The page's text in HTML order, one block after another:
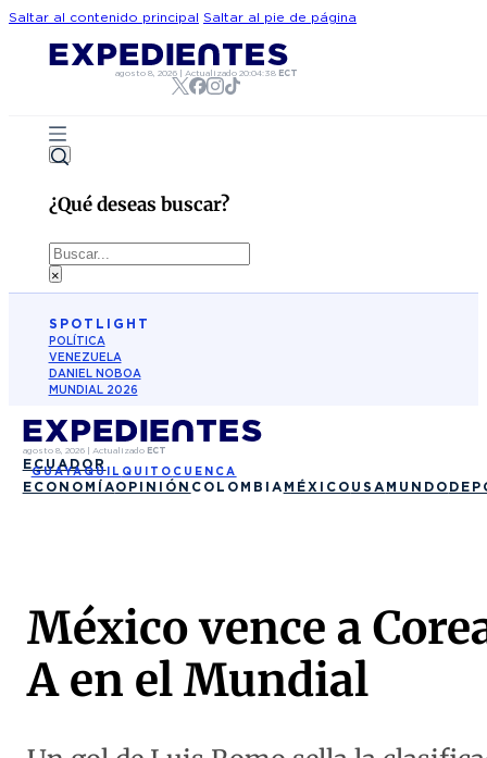
Saltar al contenido principal Saltar al pie de página
agosto 8, 2026 |Actualizado20:04:38 ECT
¿Qué deseas buscar?
Buscar
×
SPOTLIGHT
POLÍTICA
VENEZUELA
DANIEL NOBOA
MUNDIAL 2026
agosto 8, 2026| Actualizado ECT
ECUADOR
GUAYAQUIL QUITO CUENCA
ECONOMÍAOPINIÓN COLOMBIA MÉXICO USA MUNDO
México vence a
A en el Mundial